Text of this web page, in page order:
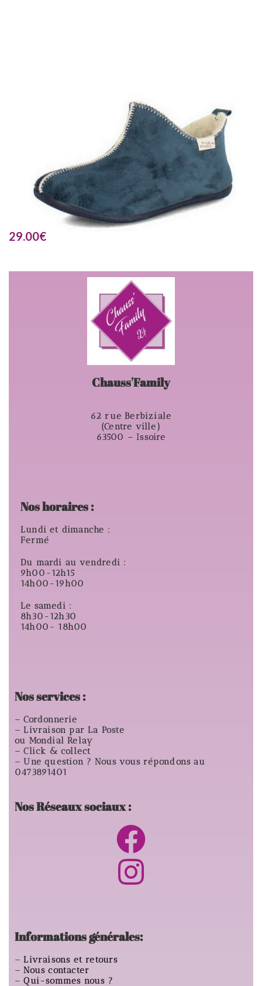
29.00€
Chauss'Family
62 rue Berbiziale
(Centre ville)
63500 – Issoire
Nos horaires :
Lundi et dimanche :
Fermé
Du mardi au vendredi :
9h00-12h15
14h00-19h00
Le samedi :
8h30-12h30
14h00- 18h00
Nos services :
– Cordonnerie
– Livraison par La Poste
ou Mondial Relay
– Click & collect
– Une question ? Nous vous répondons au
0473891401
Nos Réseaux sociaux :
Informations générales:
–Livraisons et retours
–Nous contacter
–Qui-sommes nous ?